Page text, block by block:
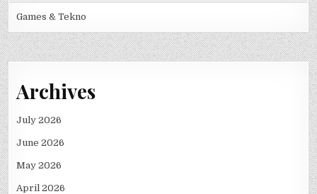
Games & Tekno
Archives
July 2026
June 2026
May 2026
April 2026